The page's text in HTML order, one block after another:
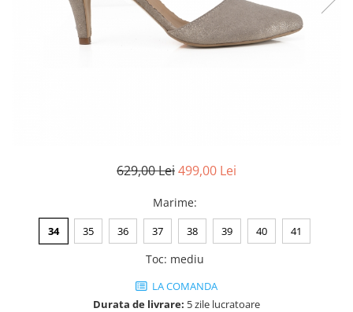
629,00 Lei499,00 Lei
Marime:
34 35 36 37 38 39 40 41
Toc: mediu
LA COMANDA
Durata de livrare: 5 zile lucratoare